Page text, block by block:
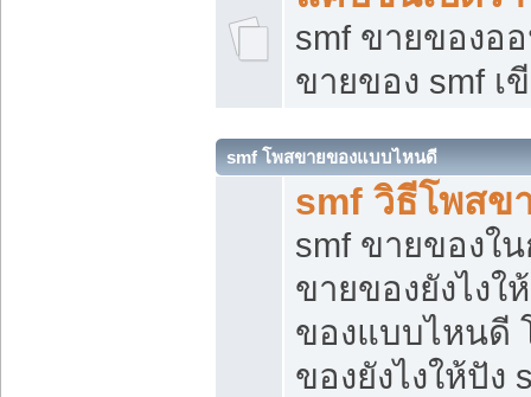
smf ขายของอ
ขายของ smf เ
smf โพสขายของแบบไหนดี
smf วิธีโพสข
smf ขายของใ
ขายของยังไง
ของแบบไหนดี
ของยังไงให้ปั